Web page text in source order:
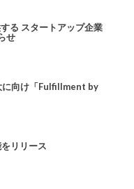
る スタートアップ企業
せ
に向け「Fulfillment by
リリース